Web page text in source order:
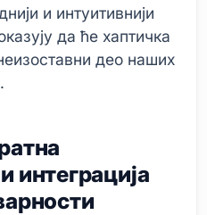
и интуитивнији
да ће хаптичка
део наших
интеграција